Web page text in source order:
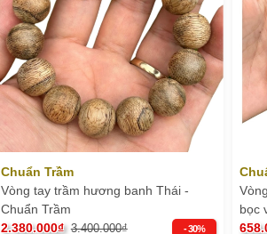
Chuẩn Trầm
Vòng tay trầm hương banh Thái -
Chuẩn Trầm
2.380.000₫ 3.400.000₫ - 30%
bọc